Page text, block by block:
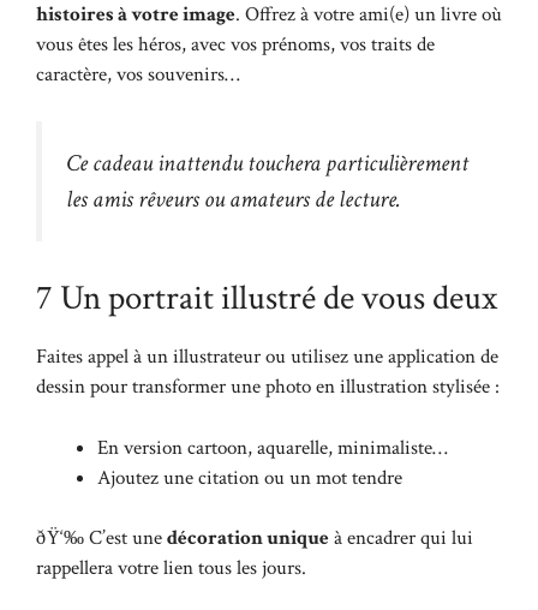
histoires à votre image. Offrez à votre ami(e) un livre où
vous êtes les héros, avec vos prénoms, vos traits de
caractère, vos souvenirs…
Ce cadeau inattendu touchera particulièrement
les amis rêveurs ou amateurs de lecture.
7 Un portrait illustré de vous deux
Faites appel à un illustrateur ou utilisez une application de
dessin pour transformer une photo en illustration stylisée :
En version cartoon, aquarelle, minimaliste…
Ajoutez une citation ou un mot tendre
ðŸ‘‰ C’est unedécoration uniqueà encadrer qui lui
rappellera votre lien tous les jours.